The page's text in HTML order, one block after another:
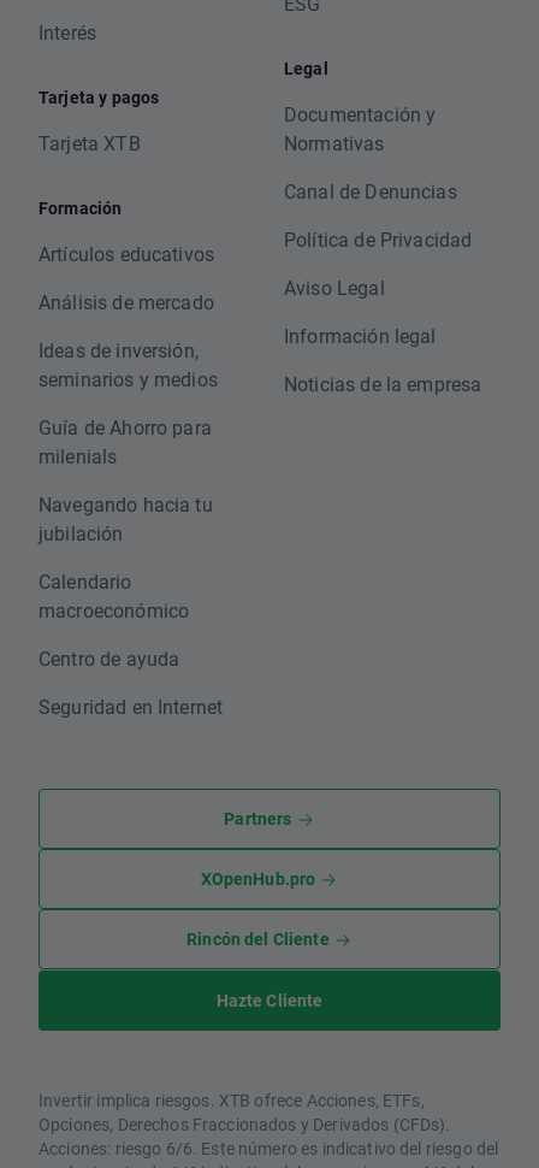
Interés
Tarjeta y pagos
Tarjeta XTB
Formación
Artículos educativos
Análisis de mercado
Ideas de inversión,
seminarios y medios
Guía de Ahorro para
milenials
Navegando hacia tu
jubilación
Calendario
macroeconómico
Centro de ayuda
Seguridad en Internet
Legal
Documentación y
Normativas
Canal de Denuncias
Política de Privacidad
Aviso Legal
Información legal
Noticias de la empresa
Partners
XOpenHub.pro
Rincón del Cliente
Hazte Cliente
Invertir implica riesgos. XTB ofrece Acciones, ETFs,
Opciones, Derechos Fraccionados y Derivados (CFDs).
Acciones: riesgo 6/6. Este número es indicativo del riesgo del